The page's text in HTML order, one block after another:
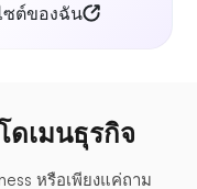
ซต์ของฉัน
ดเมนธุรกิจ
หรือเพียงแค่ถาม